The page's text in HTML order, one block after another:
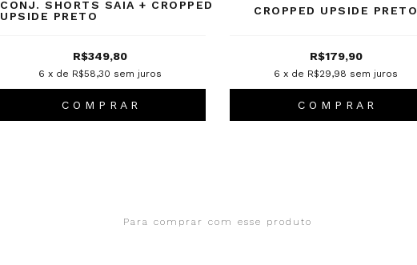
CONJ. SHORTS SAIA + CROPPED
UPSIDE PRETO
R$349,80
6 x de R$58,30 sem juros
C O M P R A R
CROPPED UPSIDE PRETO
R$179,90
6 x de R$29,98 sem juros
C O M P R A R
Para comprar com esse produto